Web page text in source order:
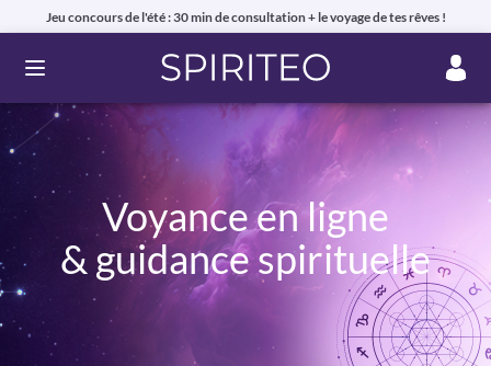
Jeu concours de l'été : 30 min de consultation + le voyage de tes rêves !
Ouvrir le menu
Voyance en ligne
& guidance spirituelle